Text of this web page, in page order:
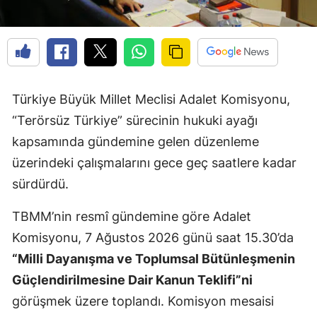
Türkiye Büyük Millet Meclisi Adalet Komisyonu,
“Terörsüz Türkiye” sürecinin hukuki ayağı
kapsamında gündemine gelen düzenleme
üzerindeki çalışmalarını gece geç saatlere kadar
sürdürdü.
TBMM’nin resmî gündemine göre Adalet
Komisyonu, 7 Ağustos 2026 günü saat 15.30’da
“Milli Dayanışma ve Toplumsal Bütünleşmenin
Güçlendirilmesine Dair Kanun Teklifi”ni
görüşmek üzere toplandı. Komisyon mesaisi